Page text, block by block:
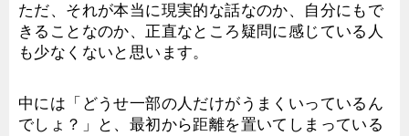
ただ、それが本当に現実的な話なのか、自分にもで
きることなのか、正直なところ疑問に感じている人
も少なくないと思います。
中には「どうせ一部の人だけがうまくいっているん
でしょ？」と、最初から距離を置いてしまっている